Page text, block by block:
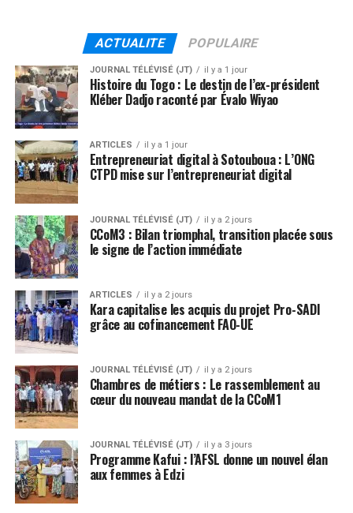
ACTUALITE POPULAIRE
JOURNAL TÉLÉVISÉ (JT) il y a 1 jour
Histoire du Togo : Le destin de l’ex-président
Kléber Dadjo raconté par Évalo Wiyao
ARTICLES il y a 1 jour
Entrepreneuriat digital à Sotouboua : L’ONG
CTPD mise sur l’entrepreneuriat digital
JOURNAL TÉLÉVISÉ (JT) il y a 2 jours
CCoM3 : Bilan triomphal, transition placée sous
le signe de l’action immédiate
ARTICLES il y a 2 jours
Kara capitalise les acquis du projet Pro-SADI
grâce au cofinancement FAO-UE
JOURNAL TÉLÉVISÉ (JT) il y a 2 jours
Chambres de métiers : Le rassemblement au
cœur du nouveau mandat de la CCoM1
JOURNAL TÉLÉVISÉ (JT) il y a 3 jours
Programme Kafui : l’AFSL donne un nouvel élan
aux femmes à Edzi